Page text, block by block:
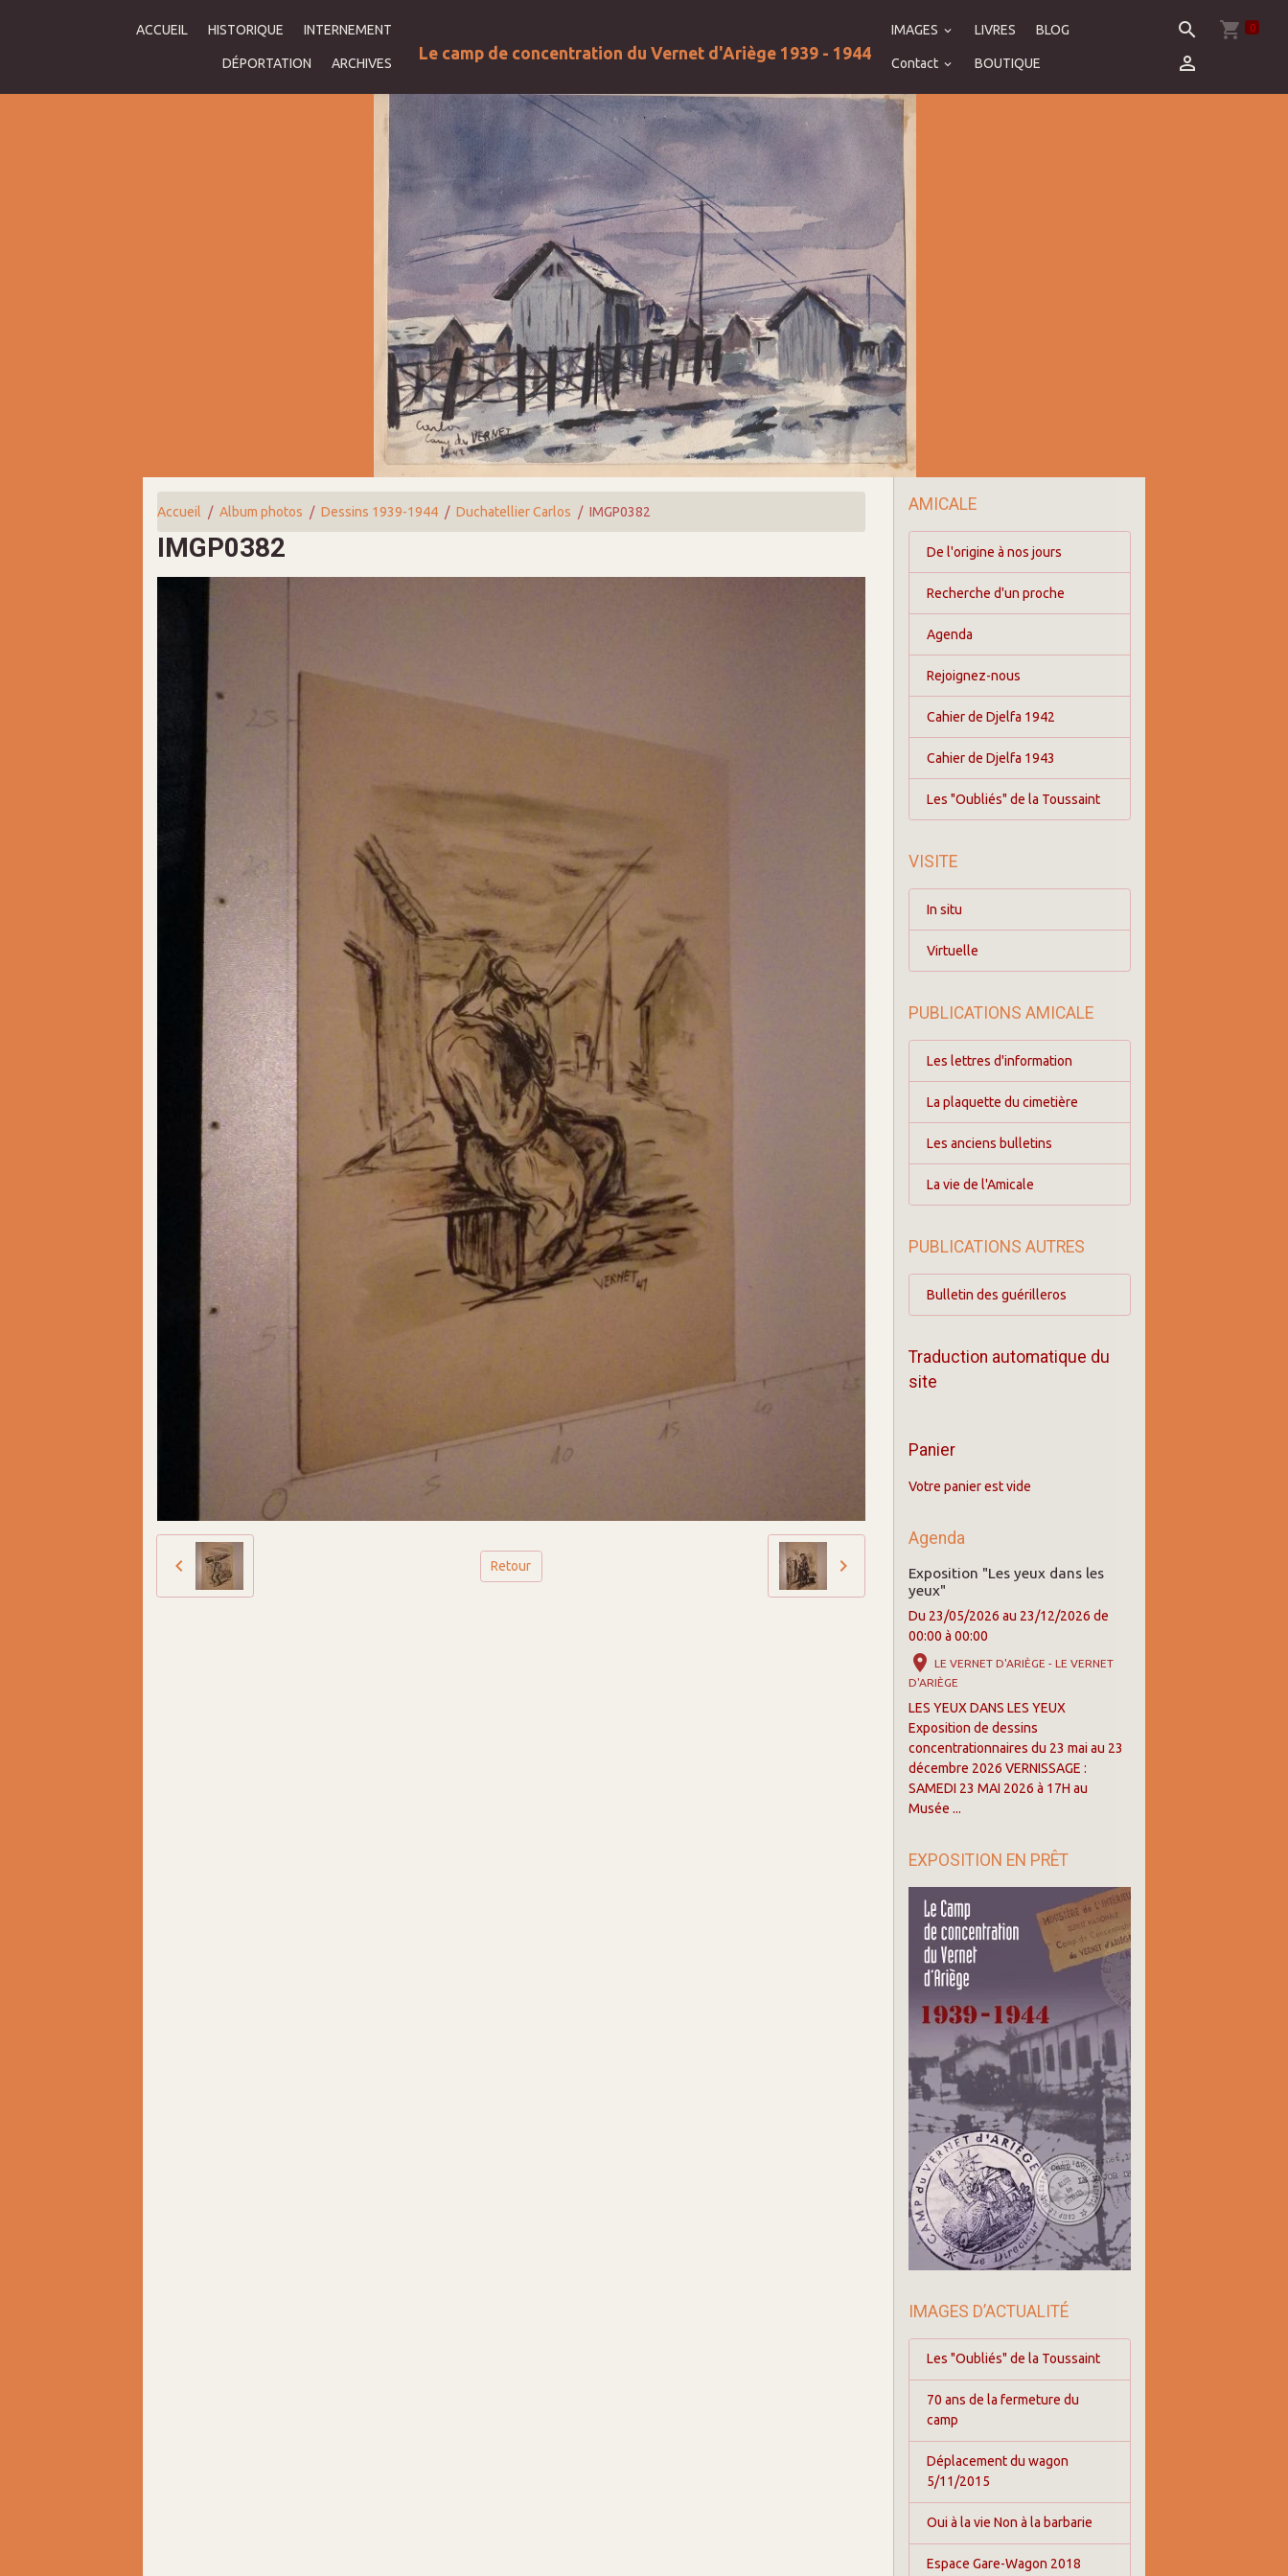
ACCUEIL HISTORIQUE INTERNEMENT
DÉPORTATION ARCHIVES
Le camp de concentration du Vernet d'Ariège 1939 - 1944
IMAGES LIVRES BLOG
Contact BOUTIQUE
0
Accueil Album photos Dessins 1939-1944 Duchatellier Carlos IMGP0382
IMGP0382
Retour
AMICALE
De l'origine à nos jours
Recherche d'un proche
Agenda
Rejoignez-nous
Cahier de Djelfa 1942
Cahier de Djelfa 1943
Les "Oubliés" de la Toussaint
VISITE
In situ
Virtuelle
PUBLICATIONS AMICALE
Les lettres d'information
La plaquette du cimetière
Les anciens bulletins
La vie de l'Amicale
PUBLICATIONS AUTRES
Bulletin des guérilleros
Traduction automatique du
site
Panier
Votre panier est vide
Agenda
Exposition "Les yeux dans les
yeux"
Du 23/05/2026 au 23/12/2026 de
00:00 à 00:00
LE VERNET D'ARIÈGE - LE VERNET
D'ARIÈGE
LES YEUX DANS LES YEUX
Exposition de dessins
concentrationnaires du 23 mai au 23
décembre 2026 VERNISSAGE :
SAMEDI 23 MAI 2026 à 17H au
Musée ...
EXPOSITION EN PRÊT
IMAGES D’ACTUALITÉ
Les "Oubliés" de la Toussaint
70 ans de la fermeture du
camp
Déplacement du wagon
5/11/2015
Oui à la vie Non à la barbarie
Espace Gare-Wagon 2018